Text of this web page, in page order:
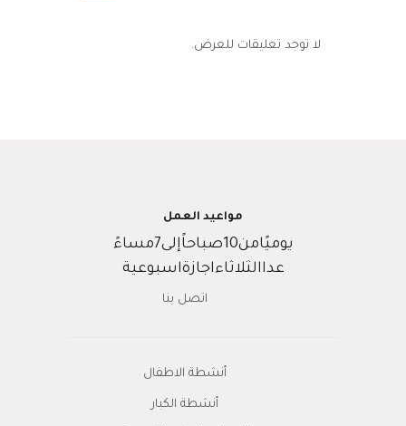
لا توجد تعليقات للعرض.
مواعيد العمل
يوميًامن10صباحاًإلى7مساءً
عداالثلاثاءاجازةاسبوعية
اتصل بنا
أنشطة الاطفال
أنشطة الكبار